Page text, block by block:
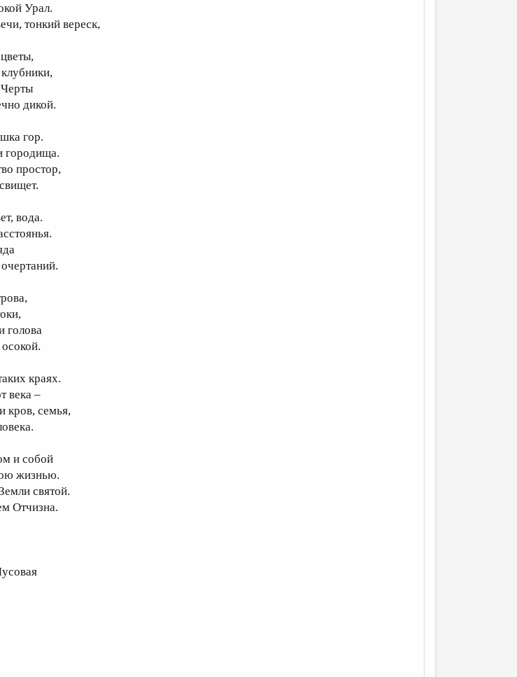
Урал.
тонкий вереск,
дикой.
гор.
городища.
простор,
вода.
голова
краях.
века –
кров, семья,
и собой
жизнью.
святой.
Отчизна.